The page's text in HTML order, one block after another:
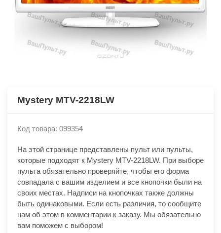
Mystery MTV-2218LW
Код товара: 099354
На этой странице представлены пульт или пульты,
которые подходят к Mystery MTV-2218LW. При выборе
пульта обязательно проверяйте, чтобы его форма
совпадала с вашим изделием и все кнопочки были на
своих местах. Надписи на кнопочках также должны
быть одинаковыми. Если есть различия, то сообщите
нам об этом в комментарии к заказу. Мы обязательно
вам поможем с выбором!